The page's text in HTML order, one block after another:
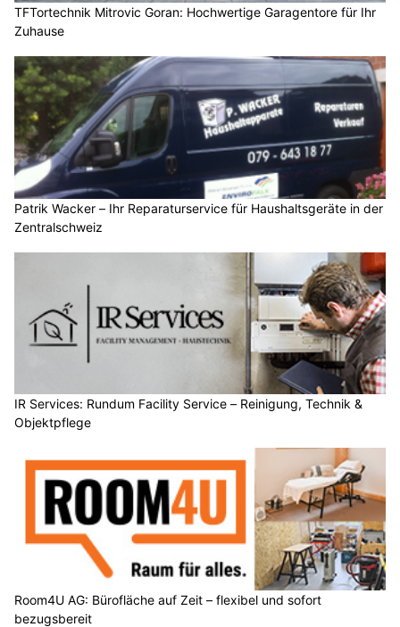
TFTortechnik Mitrovic Goran: Hochwertige Garagentore für Ihr
Zuhause
Patrik Wacker – Ihr Reparaturservice für Haushaltsgeräte in der
Zentralschweiz
IR Services: Rundum Facility Service – Reinigung, Technik &
Objektpflege
Room4U AG: Bürofläche auf Zeit – flexibel und sofort
bezugsbereit